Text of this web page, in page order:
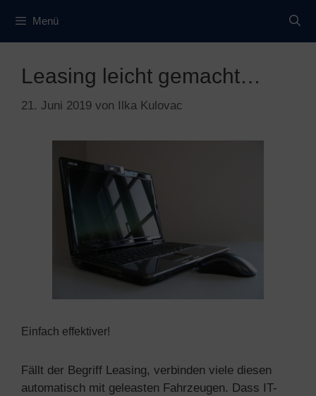
Inhalt
springen
Menü
Leasing leicht gemacht…
21. Juni 2019 von Ilka Kulovac
Einfach effektiver!
Fällt der Begriff Leasing, verbinden viele diesen
automatisch mit geleasten Fahrzeugen. Dass IT-